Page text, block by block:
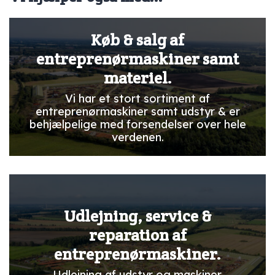
Køb & salg af
entreprenørmaskiner samt
materiel.
Vi har et stort sortiment af
entreprenørmaskiner samt udstyr & er
behjælpelige med forsendelser over hele
verdenen.
Udlejning, service &
reparation af
entreprenørmaskiner.